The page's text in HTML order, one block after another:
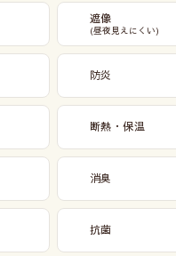
遮像
(昼夜見えにくい)
防炎
断熱・保温
消臭
抗菌